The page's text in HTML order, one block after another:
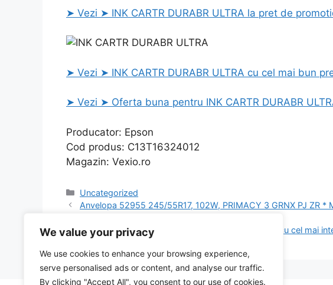
We value your privacy
We use cookies to enhance your browsing experience,
serve personalised ads or content, and analyse our traffic.
By clicking "Accept All", you consent to our use of cookies.
➤ Vezi ➤ INK CARTR DURABR ULTRA la pret de
➤ Vezi ➤ INK CARTR DURABR ULTRA cu cel mai bun
➤ Vezi ➤ Oferta buna pentru INK CARTR DURABR
Producator: Epson
Cod produs: C13T16324012
Magazin: Vexio.ro
Categories
Uncategorized
Anvelopa 52955 245/55R17, 102W, PRIMACY 3 GRNX PJ ZR *
Perforator 30 coli, RAPID FC30 – albastru deschis cu cel mai